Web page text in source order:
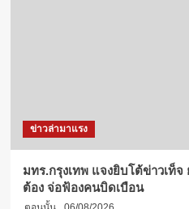
ข่าวล่ามาแรง
มทร.กรุงเทพ แจงยิบโต้ข่าวเท็
ต้อง จ่อฟ้องคนบิดเบือน